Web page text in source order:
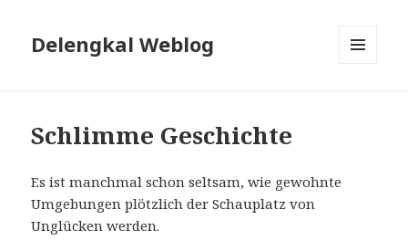
Delengkal Weblog
Schlimme Geschichte
Es ist manchmal schon seltsam, wie gewohnte
Umgebungen plötzlich der Schauplatz von
Unglücken werden.